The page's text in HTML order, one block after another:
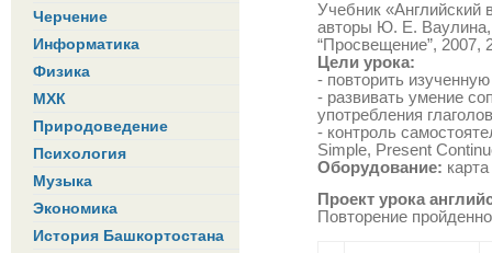
Черчение
Информатика
Физика
МХК
Природоведение
Психология
Музыка
Экономика
История Башкортостана
Учебник «Английский
авторы Ю. Е.
“Просвещение”, 2007,
Цели урока:
- повторить
- развивать умение
употребления
- контроль
Simple, Present
Оборудование:
Проект урока
Повторение